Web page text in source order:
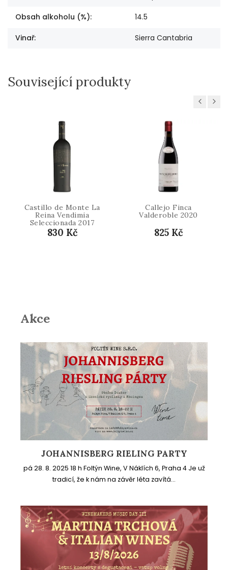
Obsah alkoholu (%): 14.5
Vinař: Sierra Cantabria
Související produkty
Previous
Castillo de Monte La
Reina Vendimia
Seleccionada 2017
830 Kč
Callejo Finca
Valderoble 2020
825 Kč
Next
Akce
JOHANNISBERG RIELING PARTY
pá 28. 8. 2025 18 h Foltýn Wine, V Náklích 6, Praha 4 Je už
tradicí, že k nám na závěr léta zavítá...